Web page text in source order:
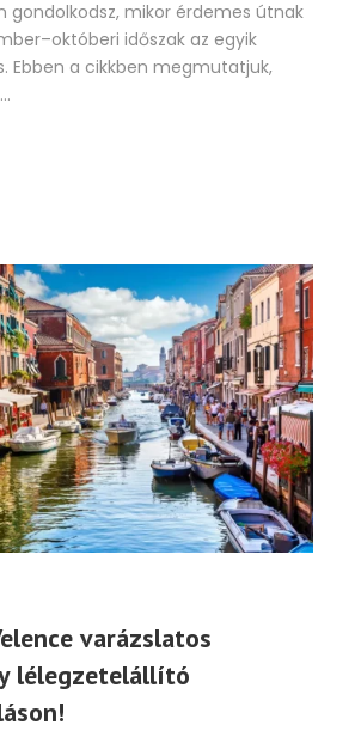
gondolkodsz, mikor érdemes útnak
időszak az egyik
Ebben a cikkben megmutatjuk,
varázslatos
lélegzetelállító